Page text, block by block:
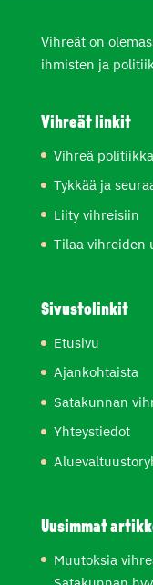
Vihreät on
ihmisten ja
Vihreät linkit
Vihreä politiikka
Tykkää ja
Liity vihreisiin
Tilaa vihreiden
Sivustolinkit
Etusivu
Ajankohtaista
Satakunnan
Yhteystiedot
Uusimmat
Muutoksia